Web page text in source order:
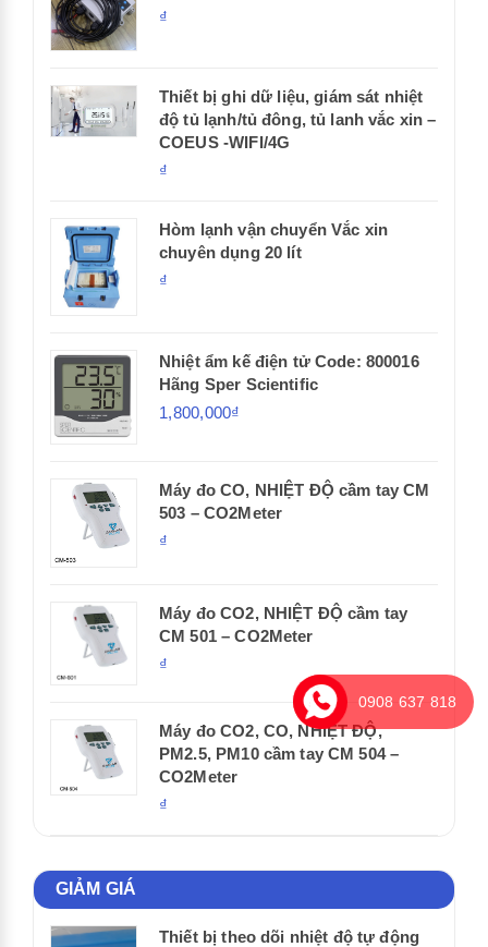
₫
Thiết bị ghi dữ liệu, giám sát nhiệt
độ tủ lạnh/tủ đông, tủ lanh vắc xin –
COEUS -WIFI/4G
₫
Hòm lạnh vận chuyển Vắc xin
chuyên dụng 20 lít
₫
Nhiệt ẩm kế điện tử Code: 800016
Hãng Sper Scientific
1,800,000₫
Máy đo CO, NHIỆT ĐỘ cầm tay CM
503 – CO2Meter
₫
Máy đo CO2, NHIỆT ĐỘ cầm tay
CM 501 – CO2Meter
₫
Máy đo CO2, CO, NHIỆT ĐỘ,
PM2.5, PM10 cầm tay CM 504 –
CO2Meter
₫
GIẢM GIÁ
Thiết bị theo dõi nhiệt độ tự động
0908 637 818